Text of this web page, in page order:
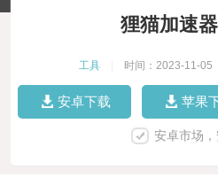
狸猫加速
工具 时间：2023-11-05
安卓下载 苹果
安卓市场